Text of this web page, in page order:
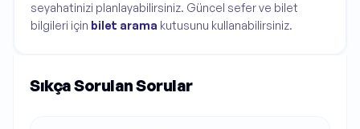
seyahatinizi planlayabilirsiniz. Güncel sefer ve bilet
bilgileri için bilet arama kutusunu kullanabilirsiniz.
Sıkça Sorulan Sorular